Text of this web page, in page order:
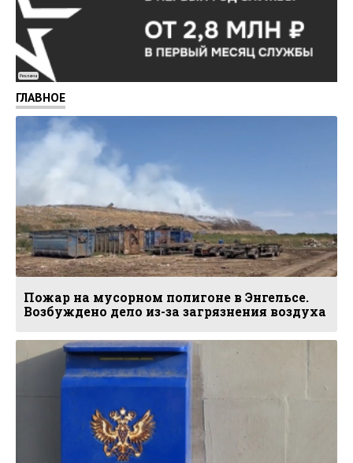
Реклама
ГЛАВНОЕ
Пожар на мусорном полигоне в Энгельсе.
Возбуждено дело из-за загрязнения воздуха